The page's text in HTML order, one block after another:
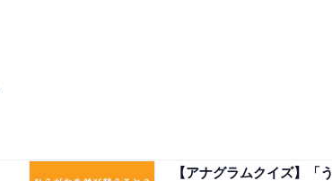
【アナグラムクイズ】「う